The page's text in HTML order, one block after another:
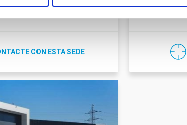
CON ESTA SEDE
España